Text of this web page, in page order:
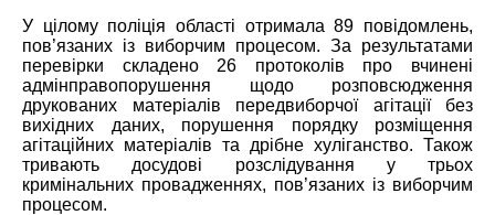
У цілому поліція області отримала 89 повідомлень,
пов’язаних із виборчим процесом. За результатами
перевірки складено 26 протоколів про вчинені
адмінправопорушення щодо розповсюдження
друкованих матеріалів передвиборчої агітації без
вихідних даних, порушення порядку розміщення
агітаційних матеріалів та дрібне хуліганство. Також
тривають досудові розслідування у трьох
кримінальних провадженнях, пов’язаних із виборчим
процесом.